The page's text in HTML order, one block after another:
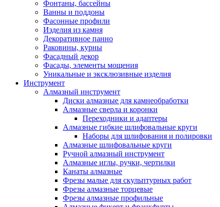
Фонтаны, бассейны
Ванны и поддоны
Фасонные профили
Изделия из камня
Декоративное панно
Раковины, курны
Фасадный декор
Фасады, элементы мощения
Уникальные и эксклюзивные изделия
Инструмент
Алмазный инструмент
Диски алмазные для камнеобработки
Алмазные сверла и коронки
Переходники и адаптеры
Алмазные гибкие шлифовальные круги
Наборы для шлифования и полировки
Алмазные шлифовальные круги
Ручной алмазный инструмент
Алмазные иглы, ручки, чертилки
Канаты алмазные
Фрезы малые для скульптурных работ
Фрезы алмазные торцевые
Фрезы алмазные профильные